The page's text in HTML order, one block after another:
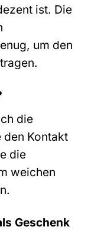
ist. Die
um den
die
den Kontakt
die
weichen
Geschenk